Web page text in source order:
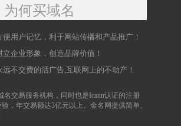
为何买域名
便用户记忆，利于网站传播和产品推广！
立企业形象，创造品牌价值！
远不交费的活广告,互联网上的不动产！
名交易服务机构，同时也是Icann认证的注册
，年交易额达3亿元以上。金名网提供简单、